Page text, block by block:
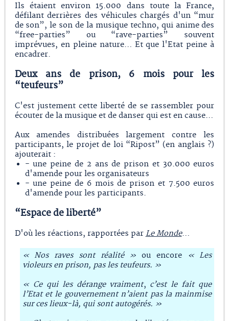
Ils étaient environ 15.000 dans toute la France,
défilant derrières des véhicules chargés d'un “mur
de son”, le son de la musique techno, qui anime des
“free-parties” ou “rave-parties” souvent
imprévues, en pleine nature… Et que l'Etat peine à
encadrer.
Deux ans de prison, 6 mois pour les
“teufeurs”
C'est justement cette liberté de se rassembler pour
écouter de la musique et de danser qui est en cause…
Aux amendes distribuées largement contre les
participants, le projet de loi “Ripost” (en anglais ?)
ajouterait :
- une peine de 2 ans de prison et 30.000 euros
d'amende pour les organisateurs
- une peine de 6 mois de prison et 7.500 euros
d'amende pour les participants.
“Espace de liberté”
D'où les réactions, rapportées par Le Monde…
« Nos raves sont réalité » ou encore
« Les
violeurs en prison, pas les teufeurs. »
« Ce qui les dérange vraiment, c’est le fait que
l’Etat et le gouvernement n’aient pas la mainmise
sur ces lieux-là, qui sont autogérés. »